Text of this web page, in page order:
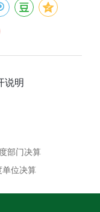
说明
部门决算
单位决算